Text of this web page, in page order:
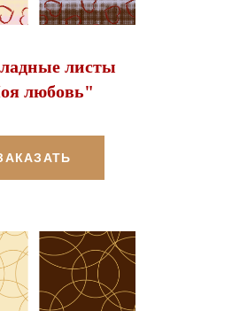
листы
любовь"